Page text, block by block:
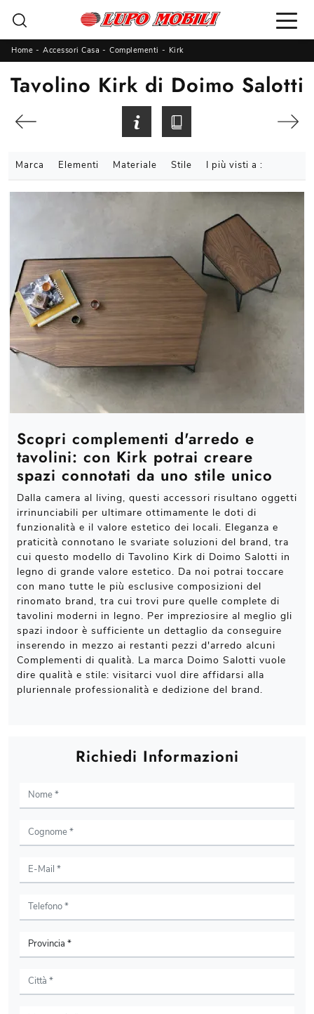
Home - Accessori Casa - Complementi - Kirk
Tavolino Kirk di Doimo Salotti
Marca Elementi Materiale Stile I più visti a :
Scopri complementi d'arredo e
tavolini: con Kirk potrai creare
spazi connotati da uno stile unico
Dalla camera al living, questi accessori risultano oggetti
irrinunciabili per ultimare ottimamente le doti di
funzionalità e il valore estetico dei locali. Eleganza e
praticità connotano le svariate soluzioni del brand, tra
cui questo modello di Tavolino Kirk di Doimo Salotti in
legno di grande valore estetico. Da noi potrai toccare
con mano tutte le più esclusive composizioni del
rinomato brand, tra cui trovi pure quelle complete di
tavolini moderni in legno. Per impreziosire al meglio gli
spazi indoor è sufficiente un dettaglio da conseguire
inserendo in mezzo ai restanti pezzi d'arredo alcuni
Complementi di qualità. La marca Doimo Salotti vuole
dire qualità e stile: visitarci vuol dire affidarsi alla
pluriennale professionalità e dedizione del brand.
Richiedi Informazioni